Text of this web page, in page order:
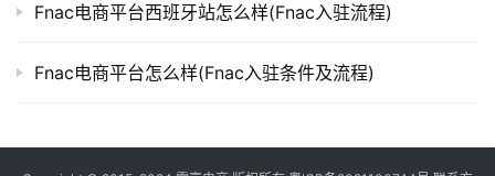
Fnac电商平台西班牙站怎么样(Fnac入驻流程)
Fnac电商平台怎么样(Fnac入驻条件及流程)